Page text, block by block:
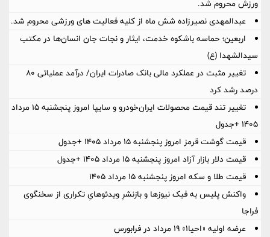
ورزش محروم شد.
عبدالمهدی نصیرزاده شش ماه از کلیه فعالیت های ورزشی محروم شد.
اربعین؛ حماسه باشکوه خدمت، ایثار و نجات جان انسان‌ها در مکتب
سیدالشهدا (ع)
تغییر مثبت در عملکرد مالی بانک صادرات ایران/ درآمد عملیاتی 80
درصد رشد کرد
تغییر تند قیمت محصولات ایران‌خودرو و سایپا امروز پنجشنبه ۱۵ مرداد
۱۴۰۵ +جدول
قیمت گوشت قرمز امروز پنجشنبه ۱۵ مرداد ۱۴۰۵ +جدول
قیمت دلار بازار آزاد امروز پنجشنبه ۱۵ مرداد ۱۴۰۵ +جدول
قیمت طلا و سکه امروز پنجشنبه ۱۵ مرداد ۱۴۰۵
واکنش پلیس به فیک نیوزها و بازنشرِ ویدئوهایِ تکراری از سخنگوی
فراجا
عرضه اولیه «احیا۱» ۱۹ مرداد در فرابورس